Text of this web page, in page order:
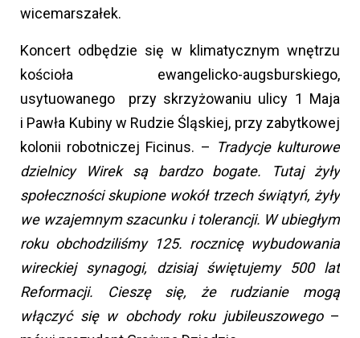
wicemarszałek.
Koncert odbędzie się w klimatycznym wnętrzu
kościoła ewangelicko-augsburskiego,
usytuowanego przy skrzyżowaniu ulicy 1 Maja
i Pawła Kubiny w Rudzie Śląskiej, przy zabytkowej
kolonii robotniczej Ficinus. – Tradycje kulturowe
dzielnicy Wirek są bardzo bogate. Tutaj żyły
społeczności skupione wokół trzech świątyń, żyły
we wzajemnym szacunku i tolerancji. W ubiegłym
roku obchodziliśmy 125. rocznicę wybudowania
wireckiej synagogi, dzisiaj świętujemy 500 lat
Reformacji. Cieszę się, że rudzianie mogą
włączyć się w obchody roku jubileuszowego –